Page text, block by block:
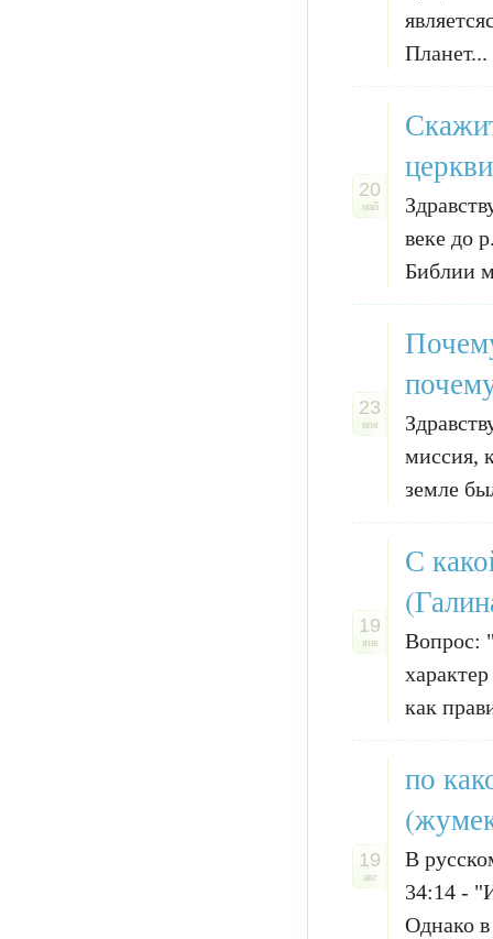
Планет...
20
май
веке до
Библии
23
ноя
миссия,
земле
19
янв
С
Вопрос:
как
19
авг
по
В
34:14 -
Однако